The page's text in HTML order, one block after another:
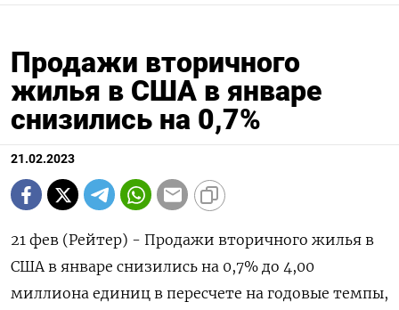
Продажи вторичного
жилья в США в январе
снизились на 0,7%
21.02.2023
21 фев (Рейтер) - Продажи вторичного жилья в
США в январе снизились на 0,7% до 4,00
миллиона единиц в пересчете на годовые темпы,